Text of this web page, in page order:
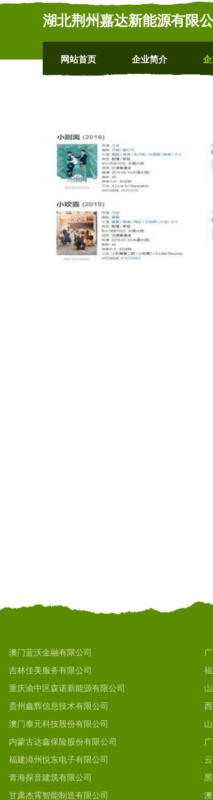
湖北荆州嘉达新能源有限
网站首页 企业简介
澳门蓝沃金融有限公司
吉林佳美服务有限公司
重庆渝中区森诺新能源有限公司
贵州鑫辉信息技术有限公司
澳门泰元科技股份有限公司
内蒙古达鑫保险股份有限公司
福建漳州悦东电子有限公司
青海探音建筑有限公司
甘肃杰霄智能制造有限公司